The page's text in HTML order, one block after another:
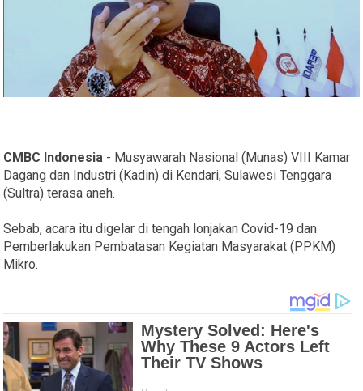
CMBC Indonesia - Musyawarah Nasional (Munas) VIII Kamar
Dagang dan Industri (Kadin) di Kendari, Sulawesi Tenggara
(Sultra) terasa aneh.
Sebab, acara itu digelar di tengah lonjakan Covid-19 dan
Pemberlakukan Pembatasan Kegiatan Masyarakat (PPKM)
Mikro.